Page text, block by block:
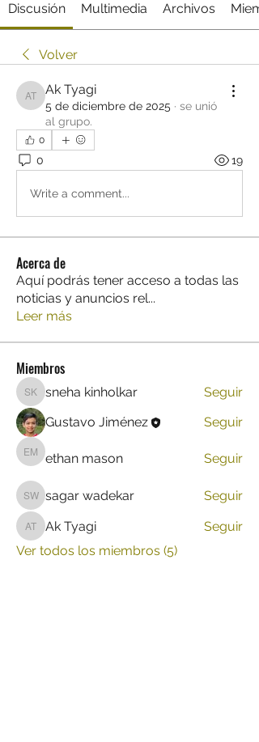
Discusión Multimedia Archivos
Volver
Ak Tyagi
Ak Tyagi
5 de diciembre de 2025 · se unió
al grupo.
0
0 19
Write a comment...
Acerca de
Aquí podrás tener acceso a todas las
noticias y anuncios rel...
Leer más
Miembros
sneha kinholkar
sneha kinholkar
Seguir
Gustavo Jiménez
Seguir
ethan mason
ethan mason Seguir
sagar wadekar
sagar wadekar Seguir
Ak Tyagi
Ak Tyagi
Seguir
Ver todos los miembros (5)